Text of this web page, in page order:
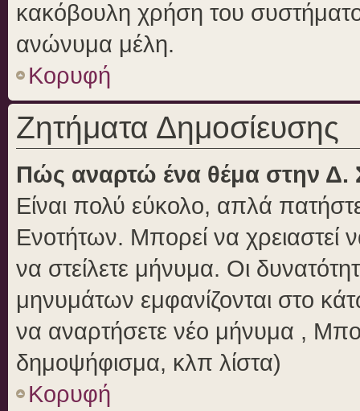
κακόβουλη χρήση του
ανώνυμα μέλη.
Κορυφή
Ζητήματα Δημοσίευσης
Πώς αναρτώ ένα θέμα στην Δ.
Είναι πολύ εύκολο, απλά
Ενοτήτων. Μπορεί να χρειαστεί
να στείλετε μήνυμα. Οι
μηνυμάτων εμφανίζονται στο
να αναρτήσετε νέο μήνυμα ,
δημοψήφισμα, κλπ λίστα)
Κορυφή